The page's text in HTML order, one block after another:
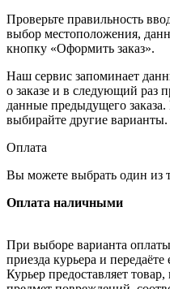
Проверьте правильность
выбор местоположения,
кнопку «Оформить заказ».
Наш сервис запоминает
о заказе и в следующий раз
данные предыдущего
выбирайте другие варианты.
Оплата
Вы можете выбрать один из
Оплата наличными
При выборе варианта
приезда курьера и
Курьер предоставляет